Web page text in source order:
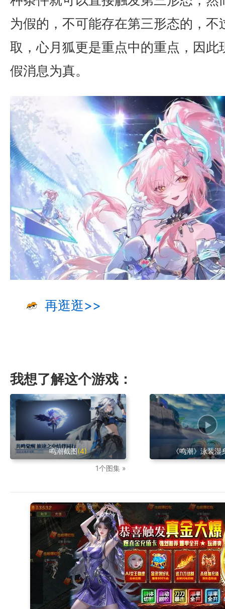
为假的，不可能存在第三形态的，不
取，心月狐更是重点中的重点，因此
假消息为真。
再逛逛>>
我想了解这个游戏：
鸣潮截图(4)
1个图集 »
《鸣潮》泳装湿